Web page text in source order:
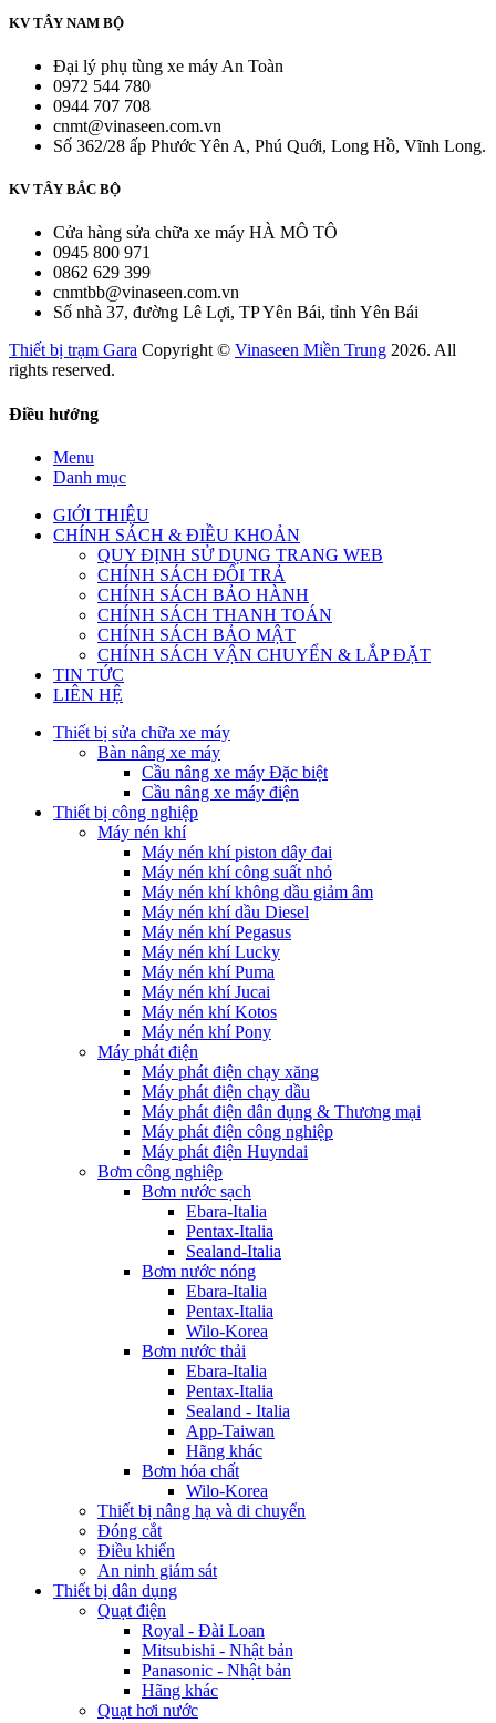
KV TÂY NAM BỘ
Đại lý phụ tùng xe máy An Toàn
0972 544 780
0944 707 708
cnmt@vinaseen.com.vn
Số 362/28 ấp Phước Yên A, Phú Quới, Long Hồ, Vĩnh Long.
KV TÂY BẮC BỘ
Cửa hàng sửa chữa xe máy HÀ MÔ TÔ
0945 800 971
0862 629 399
cnmtbb@vinaseen.com.vn
Số nhà 37, đường Lê Lợi, TP Yên Bái, tỉnh Yên Bái
Thiết bị trạm Gara Copyright © Vinaseen Miền Trung 2026. All
rights reserved.
Điều hướng
Menu
Danh mục
GIỚI THIỆU
CHÍNH SÁCH & ĐIỀU KHOẢN
QUY ĐỊNH SỬ DỤNG TRANG WEB
CHÍNH SÁCH ĐỔI TRẢ
CHÍNH SÁCH BẢO HÀNH
CHÍNH SÁCH THANH TOÁN
CHÍNH SÁCH BẢO MẬT
CHÍNH SÁCH VẬN CHUYỂN & LẮP ĐẶT
TIN TỨC
LIÊN HỆ
Thiết bị sửa chữa xe máy
Bàn nâng xe máy
Cầu nâng xe máy Đặc biệt
Cầu nâng xe máy điện
Thiết bị công nghiệp
Máy nén khí
Máy nén khí piston dây đai
Máy nén khí công suất nhỏ
Máy nén khí không dầu giảm âm
Máy nén khí dầu Diesel
Máy nén khí Pegasus
Máy nén khí Lucky
Máy nén khí Puma
Máy nén khí Jucai
Máy nén khí Kotos
Máy nén khí Pony
Máy phát điện
Máy phát điện chạy xăng
Máy phát điện chạy dầu
Máy phát điện dân dụng & Thương mại
Máy phát điện công nghiệp
Máy phát điện Huyndai
Bơm công nghiệp
Bơm nước sạch
Ebara-Italia
Pentax-Italia
Sealand-Italia
Bơm nước nóng
Ebara-Italia
Pentax-Italia
Wilo-Korea
Bơm nước thải
Ebara-Italia
Pentax-Italia
Sealand - Italia
App-Taiwan
Hãng khác
Bơm hóa chất
Wilo-Korea
Thiết bị nâng hạ và di chuyển
Đóng cắt
Điều khiển
An ninh giám sát
Thiết bị dân dụng
Quạt điện
Royal - Đài Loan
Mitsubishi - Nhật bản
Panasonic - Nhật bản
Hãng khác
Quạt hơi nước